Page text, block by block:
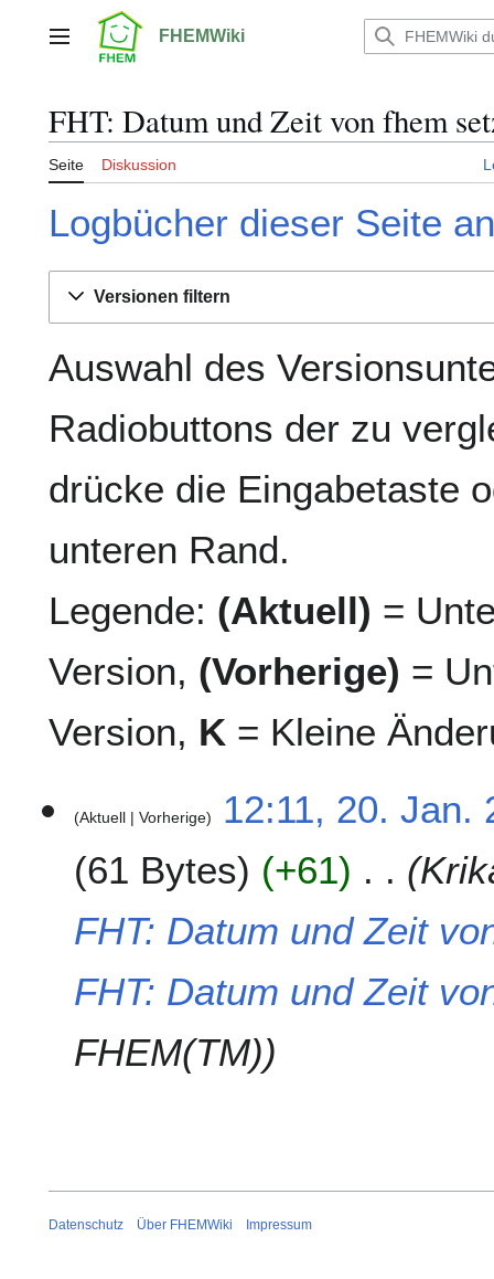
springenHauptmenü FHEMWiki
FHT: Datum und Zeit von fhem
Seite Diskussion
Logbücher dieser Seite
Versionen filtern
Auswahl des
Radiobuttons der zu
drücke die Eingabetaste
unteren Rand.
Legende: (Aktuell) =
Version, (Vorherige) =
Version, K = Kleine
0
Aktuell Vorherige
12:11, 20. Jan.
61 Bytes
+61
FHT: Datum und Zeit
FHT: Datum und Zeit
FHEM(TM)
Datenschutz Über FHEMWiki Impressum